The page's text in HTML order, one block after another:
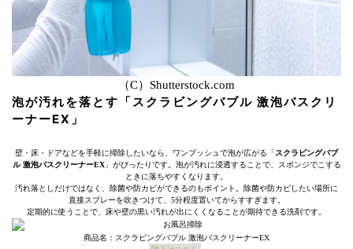
（C）Shutterstock.com
泡が汚れを落とす「スクラビングバブル 激泡バスクリ
ーナーEX」
壁・床・ドアなどを手軽に掃除したいなら、ワンプッシュで泡が広がる「スクラビングバブ
ル 激泡バスクリーナーEX」がぴったりです。泡が汚れに浸透することで、スポンジでこする
ときに落ちやすくなります。
汚れ落としだけではなく、除菌や防カビができるのもポイント。除菌や防カビしたい場所に
直接スプレーを吹きつけて、5分程度置いてからすすぎます。
定期的に使うことで、床や壁の黒い汚れが出にくくなることが期待できる洗剤です。
商品名：スクラビングバブル 激泡バスクリーナーEX